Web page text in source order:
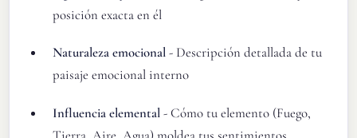
posición exacta en él
Naturaleza emocional- Descripción detallada de tu
paisaje emocional interno
Influencia elemental- Cómo tu elemento (Fuego,